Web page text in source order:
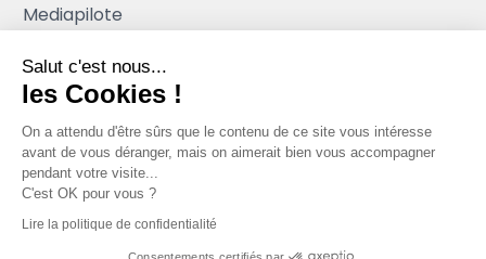
Mediapilote
Salut c'est nous...
les Cookies !
On a attendu d'être sûrs que le contenu de ce site vous intéresse
avant de vous déranger, mais on aimerait bien vous accompagner
pendant votre visite...
C'est OK pour vous ?
Lire la politique de confidentialité
Consentements certifiés par